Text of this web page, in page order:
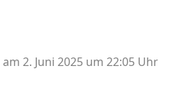
2. Juni 2025 um 22:05 Uhr